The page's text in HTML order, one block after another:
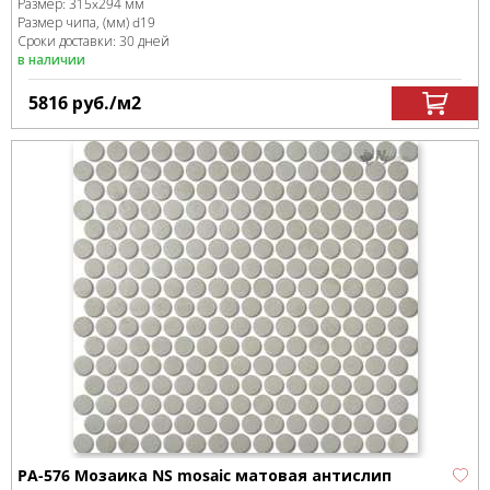
Размер: 315x294 мм
Размер чипа, (мм)d19
Сроки доставки: 30 дней
в наличии
5816 руб./м2
PA-576 Мозаика NS mosaic матовая антислип